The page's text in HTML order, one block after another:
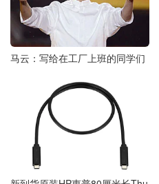
马云：写给在工厂上班的同学们